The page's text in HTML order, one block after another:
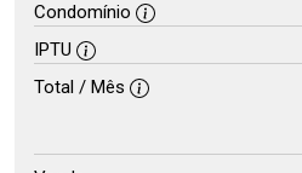
Condomínio
IPTU
Total / Mês